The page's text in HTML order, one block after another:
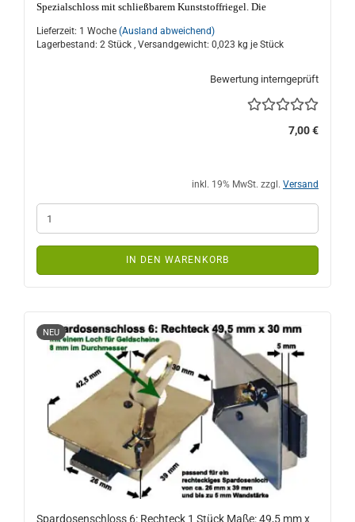
Spezialschloss mit schließbarem Kunststoffriegel. Die
und Keramik Sparschweine und Spardosen. Made in Germany,
gute Qualität. Das Spardosenloch darf nicht kleiner als ca. 35 mm
sollte nicht dicker, oder dünner als ca. 3,5 mm sein!
Lieferzeit: 1 Woche (Ausland abweichend)
Lagerbestand: 2 Stück , Versandgewicht: 0,023 kg je Stück
Bewertung interngeprüft
7,00 €
inkl. 19% MwSt. zzgl. Versand
IN DEN WARENKORB
NEU
Spardosenschloss 6: Rechteck 1 Stück Maße: 49,5 mm x